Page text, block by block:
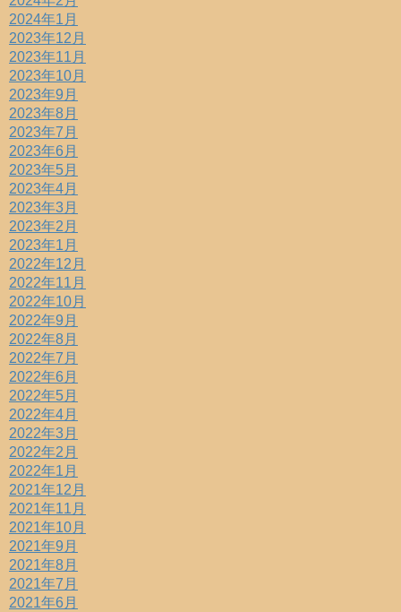
2024年1月
2023年12月
2023年11月
2023年10月
2023年9月
2023年8月
2023年7月
2023年6月
2023年5月
2023年4月
2023年3月
2023年2月
2023年1月
2022年12月
2022年11月
2022年10月
2022年9月
2022年8月
2022年7月
2022年6月
2022年5月
2022年4月
2022年3月
2022年2月
2022年1月
2021年12月
2021年11月
2021年10月
2021年9月
2021年8月
2021年7月
2021年6月